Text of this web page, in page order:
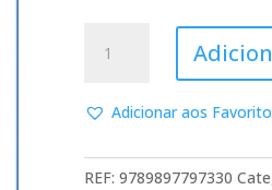
OnoAdicionar aos
REF: 9789897797330